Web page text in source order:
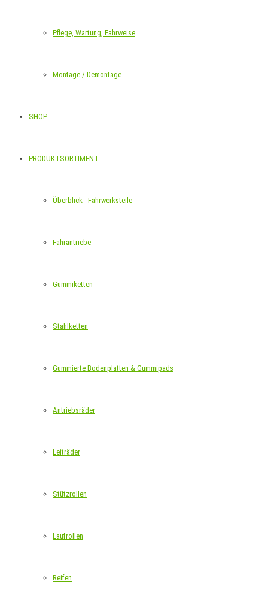
Pflege, Wartung, Fahrweise
Montage / Demontage
SHOP
PRODUKTSORTIMENT
Überblick - Fahrwerksteile
Fahrantriebe
Gummiketten
Stahlketten
Gummierte Bodenplatten & Gummipads
Antriebsräder
Leiträder
Stützrollen
Laufrollen
Reifen